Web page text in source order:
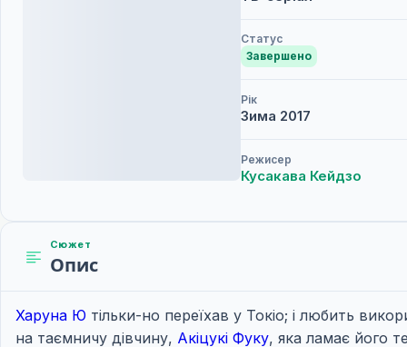
Статус
Завершено
Рік
Зима 2017
Режисер
Кусакава Кейдзо
Сюжет
Опис
Харуна Ю тільки-но переїхав у Токіо; і любить
на таємничу дівчину, Акіцукі Фуку, яка ламає його